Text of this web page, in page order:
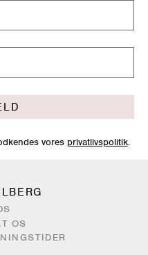
vores privatlivspolitik.
OS